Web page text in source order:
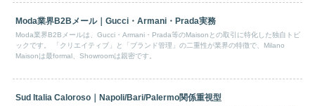
Moda業界B2Bメール｜Gucci・Armani・Prada実務
Moda業界B2Bメールは、Gucci・Armani・Prada等のMaisonとの取引に特化した独自トピ
ックです。 「クリエイティブ」と「ブランド管理」の二重性が業界の特徴で、Milano
Maisonは最formal、Showroomは親密です。
Sud Italia Caloroso｜Napoli/Bari/Palermo関係重視型